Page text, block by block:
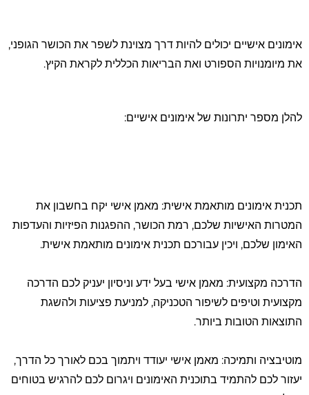
לאפס את כל האפשרויות
cached
השארת משוב
אימונים אישיים יכולים להיות דרך מצוינת לשפר את הכושר הגופני,
את מיומנויות הספורט ואת הבריאות הכללית לקראת הקיץ.
להלן מספר יתרונות של אימונים אישיים:
תכנית אימונים מותאמת אישית: מאמן אישי יקח בחשבון את
המטרות האישיות שלכם, רמת הכושר, ההפגנות הפיזיות והעדפות
האימון שלכם, ויכין עבורכם תכנית אימונים מותאמת אישית.
הדרכה מקצועית: מאמן אישי בעל ידע וניסיון יעניק לכם הדרכה
מקצועית וטיפים לשיפור הטכניקה, למניעת פציעות ולהשגת
התוצאות הטובות ביותר.
מוטיבציה ותמיכה: מאמן אישי יעודד ויתמוך בכם לאורך כל הדרך,
יעזור לכם להתמיד בתוכנית האימונים ויגרום לכם להרגיש בטוחים